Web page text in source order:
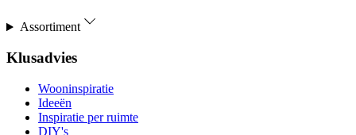
Assortiment
Klusadvies
Wooninspiratie
Ideeën
Inspiratie per ruimte
DIY's